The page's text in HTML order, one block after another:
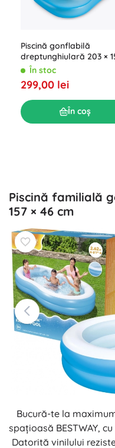
Piscină gonflabilă
dreptunghiulară 203 ×
48 cm
În stoc
299,00 lei
În coș
Piscină familială
157 × 46 cm
Bucură-te la
spațioasă BESTWAY,
Datorită vinilului